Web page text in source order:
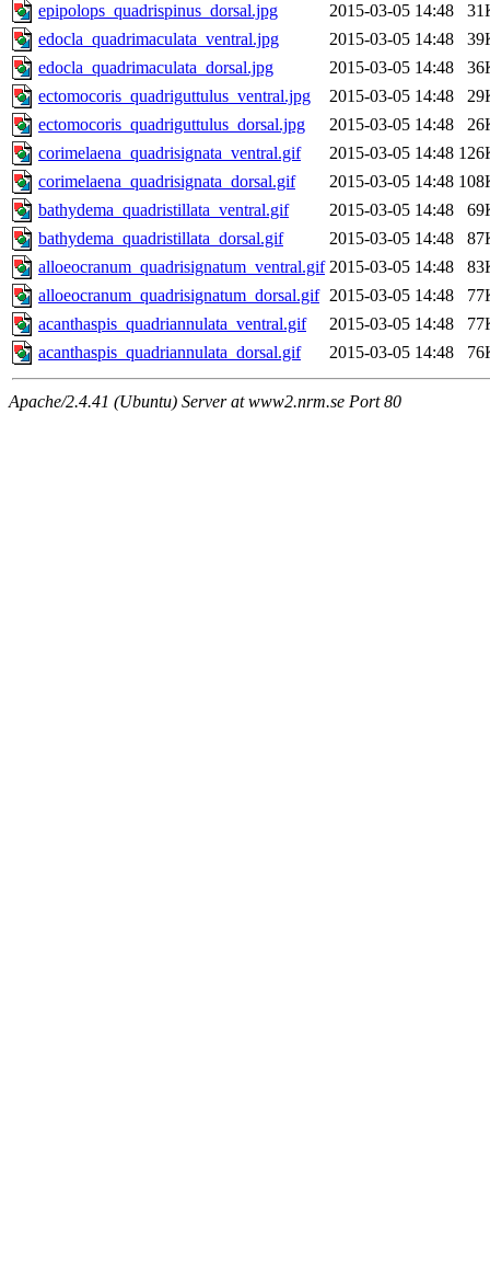
epipolops_quadrispinus_dorsal.jpg
2015-03-05 14:48
edocla_quadrimaculata_ventral.jpg
2015-03-05 14:48
edocla_quadrimaculata_dorsal.jpg
2015-03-05 14:48
ectomocoris_quadriguttulus_ventral.jpg
2015-03-05 14:48
ectomocoris_quadriguttulus_dorsal.jpg
2015-03-05 14:48
corimelaena_quadrisignata_ventral.gif
2015-03-05 14:48
corimelaena_quadrisignata_dorsal.gif
2015-03-05 14:48
bathydema_quadristillata_ventral.gif
2015-03-05 14:48
bathydema_quadristillata_dorsal.gif
2015-03-05 14:48
alloeocranum_quadrisignatum_ventral.gif 2015-03-05 14:48
alloeocranum_quadrisignatum_dorsal.gif 2015-03-05 14:48
acanthaspis_quadriannulata_ventral.gif
2015-03-05 14:48
acanthaspis_quadriannulata_dorsal.gif
2015-03-05 14:48
Apache/2.4.41 (Ubuntu) Server at www2.nrm.se Port 80